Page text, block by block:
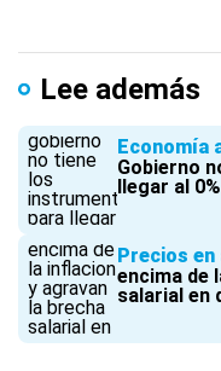
Lee además
Economía
Gobierno
llegar al
Precios en
encima de
salarial en